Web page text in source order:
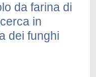
da farina di
in
dei funghi